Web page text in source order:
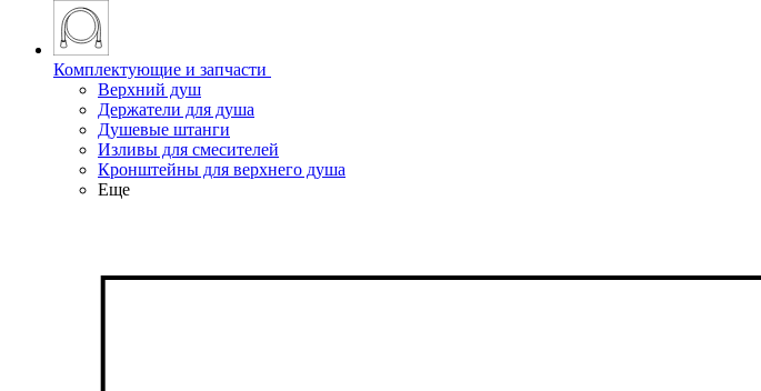
Комплектующие и запчасти
Верхний душ
Держатели для душа
Душевые штанги
Изливы для смесителей
Кронштейны для верхнего душа
Еще